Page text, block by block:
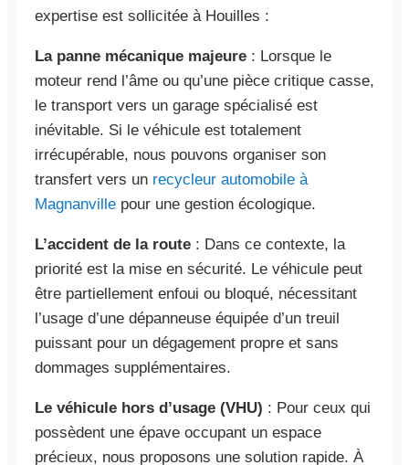
expertise est sollicitée à Houilles :
La panne mécanique majeure : Lorsque le
moteur rend l’âme ou qu’une pièce critique casse,
le transport vers un garage spécialisé est
inévitable. Si le véhicule est totalement
irrécupérable, nous pouvons organiser son
transfert vers un recycleur automobile à
Magnanville pour une gestion écologique.
L’accident de la route : Dans ce contexte, la
priorité est la mise en sécurité. Le véhicule peut
être partiellement enfoui ou bloqué, nécessitant
l’usage d’une dépanneuse équipée d’un treuil
puissant pour un dégagement propre et sans
dommages supplémentaires.
Le véhicule hors d’usage (VHU) : Pour ceux qui
possèdent une épave occupant un espace
précieux, nous proposons une solution rapide. À